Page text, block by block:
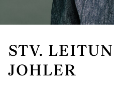
STV.
JOHLER